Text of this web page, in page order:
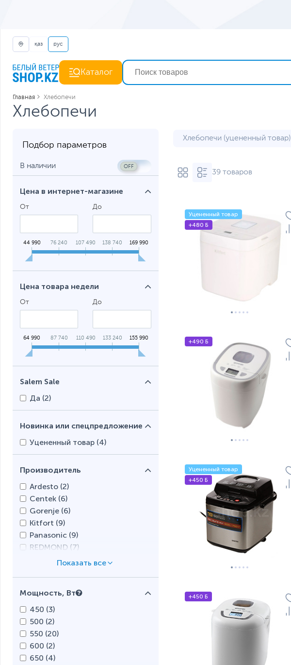
қаз рус
Каталог
Главная Хлебопечи
Хлебопечи
Подбор параметров
В наличии
Цена в интернет-магазине
От До
44 990 76 240 107 490 138 740 169 990
Цена товара недели
От До
64 990 87 740 110 490 133 240 155 990
Salem Sale
Да (2)
Новинка или спецпредложение
Уцененный товар (4)
Производитель
Ardesto (2)
Centek (6)
Gorenje (6)
Kitfort (9)
Panasonic (9)
REDMOND (7)
Мощность, Вт
450 (3)
500 (2)
550 (20)
600 (2)
650 (4)
Хлебопечи (уцененный товар)
39 товаров
Уцененный товар
+480 Б
+490 Б
Уцененный товар
+450 Б
+450 Б